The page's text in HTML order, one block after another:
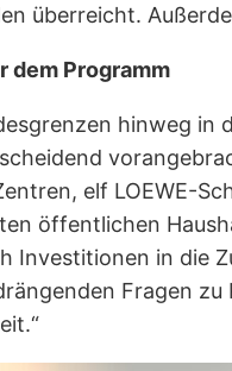
überreicht.
dem Programm
hinweg
elf LOEWE-
öffentlichen
Investitionen in die
Fragen